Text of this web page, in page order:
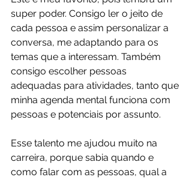
super poder. Consigo ler o jeito de
cada pessoa e assim personalizar a
conversa, me adaptando para os
temas que a interessam. Também
consigo escolher pessoas
adequadas para atividades, tanto que
minha agenda mental funciona com
pessoas e potenciais por assunto.
Esse talento me ajudou muito na
carreira, porque sabia quando e
como falar com as pessoas, qual a